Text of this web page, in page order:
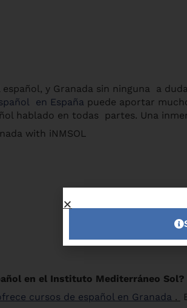
español, y Granada sin ninguna a
en España puede aportar
hablado en todas partes. Una
en el Instituto Mediterráneo Sol?
cursos de español en Granada .